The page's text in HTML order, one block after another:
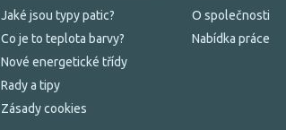
Jaké jsou typy patic?
Co je to teplota barvy?
Nové energetické třídy
Rady a tipy
Zásady cookies
O společnosti
Nabídka práce